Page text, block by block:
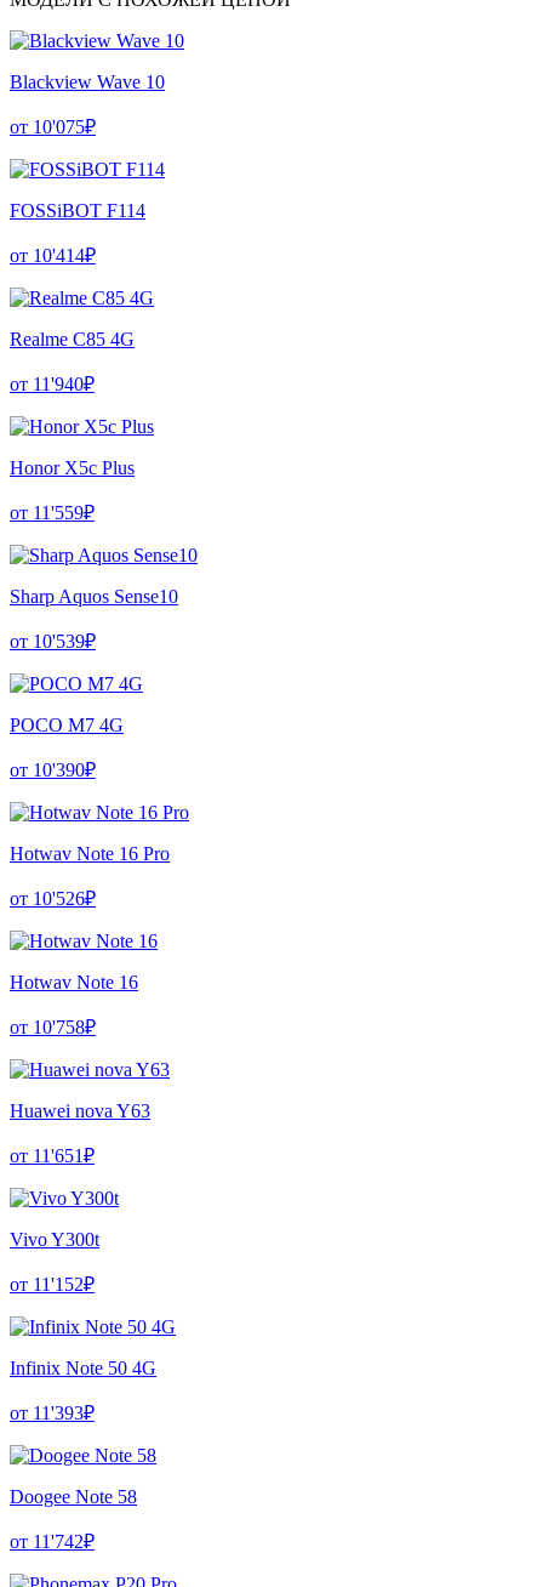
Blackview Wave 10
от 10'075₽
FOSSiBOT F114
от 10'414₽
Realme C85 4G
от 11'940₽
Honor X5c Plus
от 11'559₽
Sharp Aquos Sense10
от 10'539₽
POCO M7 4G
от 10'390₽
Hotwav Note 16 Pro
от 10'526₽
Hotwav Note 16
от 10'758₽
Huawei nova Y63
от 11'651₽
Vivo Y300t
от 11'152₽
Infinix Note 50 4G
от 11'393₽
Doogee Note 58
от 11'742₽